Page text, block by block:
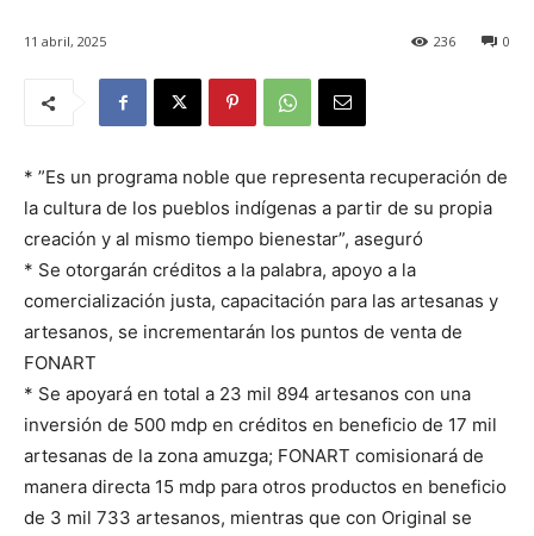
11 abril, 2025 0
236
* ”Es un programa noble que representa recuperación de
la cultura de los pueblos indígenas a partir de su propia
creación y al mismo tiempo bienestar”, aseguró
* Se otorgarán créditos a la palabra, apoyo a la
comercialización justa, capacitación para las artesanas y
artesanos, se incrementarán los puntos de venta de
FONART
* Se apoyará en total a 23 mil 894 artesanos con una
inversión de 500 mdp en créditos en beneficio de 17 mil
artesanas de la zona amuzga; FONART comisionará de
manera directa 15 mdp para otros productos en beneficio
de 3 mil 733 artesanos, mientras que con Original se